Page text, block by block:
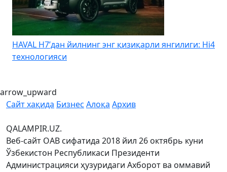
HAVAL H7’дан йилнинг энг қизиқарли янгилиги: Hi4
технологияси
arrow_upward
Сайт хақида Бизнес Алоқа Архив
QALAMPIR.UZ.
Веб-сайт ОАВ сифатида 2018 йил 26 октябрь куни
Ўзбекистон Республикаси Президенти
Администрацияси ҳузуридаги Ахборот ва оммавий